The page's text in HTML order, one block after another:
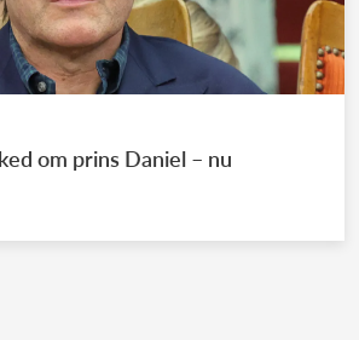
om prins Daniel – nu